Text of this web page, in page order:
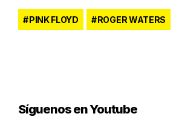
PINK FLOYD ROGER WATERS
Síguenos en Youtube